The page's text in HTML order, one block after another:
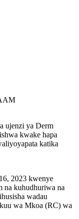
ujenzi ya Derm
kwake hapa
katika
2023 kwenye
na kuhudhuriwa na
wadau
wa Mkoa (RC) wa